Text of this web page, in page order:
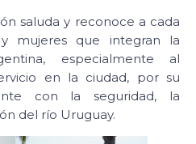
saluda y reconoce a cada
mujeres que integran la
especialmente al
en la ciudad, por su
con la seguridad, la
del río Uruguay.